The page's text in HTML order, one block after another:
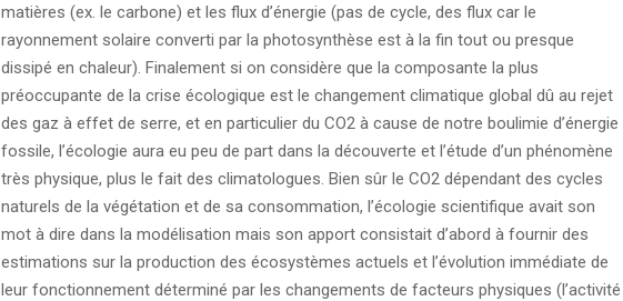
matières (ex. le carbone) et les flux d’énergie (pas de cycle, des flux car le
rayonnement solaire converti par la photosynthèse est à la fin tout ou presque
dissipé en chaleur). Finalement si on considère que la composante la plus
préoccupante de la crise écologique est le changement climatique global dû au rejet
des gaz à effet de serre, et en particulier du CO2 à cause de notre boulimie d’énergie
fossile, l’écologie aura eu peu de part dans la découverte et l’étude d’un phénomène
très physique, plus le fait des climatologues. Bien sûr le CO2 dépendant des cycles
naturels de la végétation et de sa consommation, l’écologie scientifique avait son
mot à dire dans la modélisation mais son apport consistait d’abord à fournir des
estimations sur la production des écosystèmes actuels et l’évolution immédiate de
leur fonctionnement déterminé par les changements de facteurs physiques (l’activité